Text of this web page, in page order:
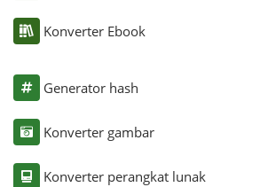
Konverter Ebook
Generator hash
Konverter gambar
Konverter perangkat lunak